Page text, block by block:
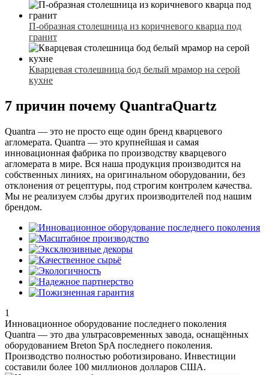
П-образная столешница из коричневого кварца под
гранит
Кварцевая столешница бод белый мрамор на серой
кухне
7 причин почему QuantraQuartz
Quantra — это не просто еще один бренд кварцевого
агломерата. Quantra — это крупнейшая и самая
инновационная фабрика по производству кварцевого
агломерата в мире. Вся наша продукция производится на
собственных линиях, на оригинальном оборудовании, без
отклонения от рецептуры, под строгим контролем качества.
Мы не реализуем слэбы других производителей под нашим
брендом.
1
Инновационное оборудование последнего поколения
Quantra — это два ультрасовременных завода, оснащённых
оборудованием Breton SpA последнего поколения.
Производство полностью роботизировано. Инвестиции
составили более 100 миллионов долларов США.